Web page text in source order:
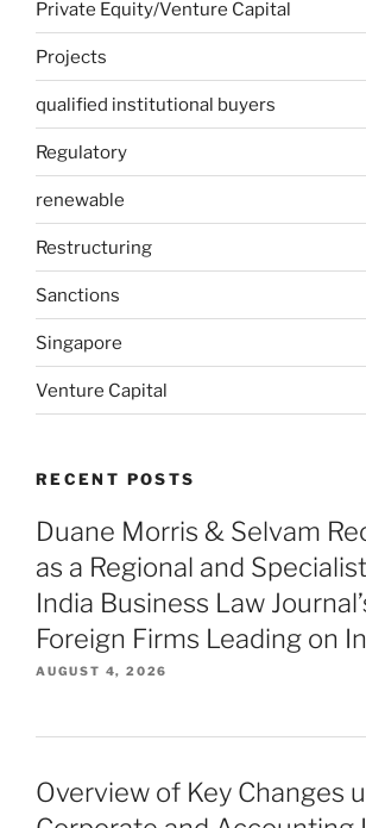
Private Equity/Venture Capital
Projects
qualified institutional buyers
Regulatory
renewable
Restructuring
Sanctions
Singapore
Venture Capital
RECENT POSTS
Duane Morris & Selvam
as a Regional and
India Business Law
Foreign Firms Leading on
AUGUST 4, 2026
Overview of Key Changes